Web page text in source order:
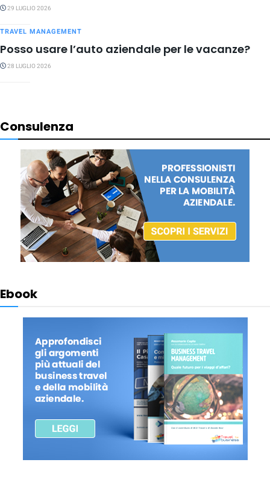
29 LUGLIO 2026
TRAVEL MANAGEMENT
Posso usare l’auto aziendale per le vacanze?
28 LUGLIO 2026
Consulenza
Ebook